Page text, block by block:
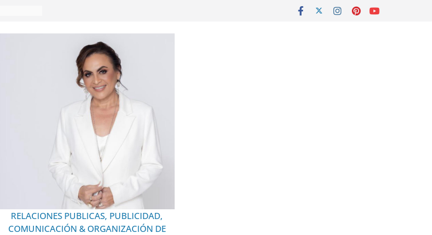
RELACIONES PUBLICAS, PUBLICIDAD,
COMUNICACIÓN & ORGANIZACIÓN DE